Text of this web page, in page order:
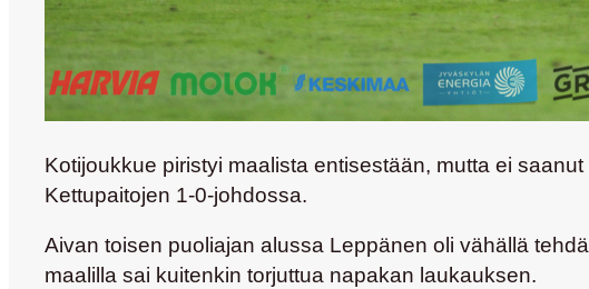
Kotijoukkue piristyi maalista entisestään, mutta ei
Kettupaitojen 1-0-johdossa.
Aivan toisen puoliajan alussa Leppänen oli vähällä
maalilla sai kuitenkin torjuttua napakan laukauksen.